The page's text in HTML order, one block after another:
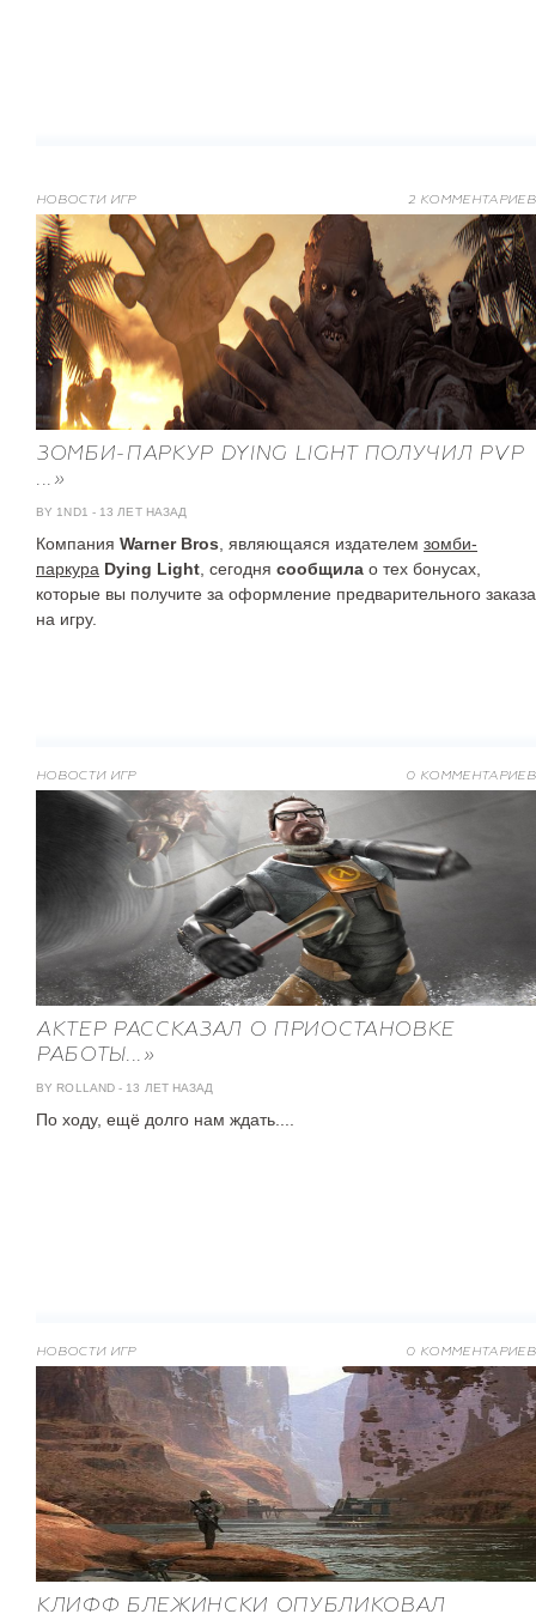
НОВОСТИ ИГР 2 КОММЕНТАРИЕВ
ЗОМБИ-ПАРКУР DYING LIGHT ПОЛУЧИЛ PVP
...»
BY 1ND1 - 13 ЛЕТ НАЗАД
Компания Warner Bros , являющаяся издателем зомби-
паркура Dying Light , сегодня сообщила о тех бонусах,
которые вы получите за оформление предварительного заказа
на игру.
НОВОСТИ ИГР 0 КОММЕНТАРИЕВ
АКТЕР РАССКАЗАЛ О ПРИОСТАНОВКЕ
РАБОТЫ...»
BY ROLLAND - 13 ЛЕТ НАЗАД
По ходу, ещё долго нам ждать....
НОВОСТИ ИГР 0 КОММЕНТАРИЕВ
КЛИФФ БЛЕЖИНСКИ ОПУБЛИКОВАЛ